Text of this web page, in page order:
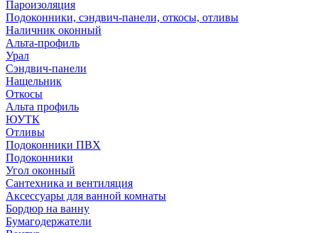
Пароизоляция
Подоконники, сэндвич-панели, откосы, отливы
Наличник оконный
Альта-профиль
Урал
Сэндвич-панели
Нащельник
Откосы
Альта профиль
ЮУТК
Отливы
Подоконники ПВХ
Подоконники
Угол оконный
Сантехника и вентиляция
Аксессуары для ванной комнаты
Бордюр на ванну
Бумагодержатели